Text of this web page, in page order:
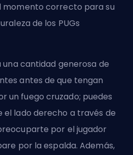
momento correcto para su
de los PUGs
una cantidad generosa de
antes de que tengan
un fuego cruzado; puedes
lado derecho a través de
por el jugador
por la espalda. Además,